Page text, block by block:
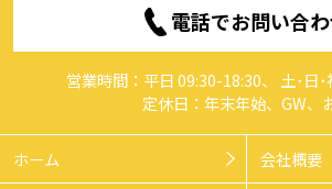
電話でお問い合
営業時間：平日 09:30-18:30、 土･日
定休日：年末年始、GW、
ホーム 会社概要